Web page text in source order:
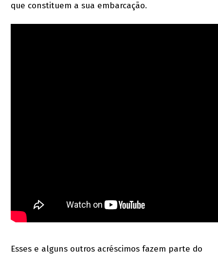
que constituem a sua embarcação.
Esses e alguns outros acréscimos fazem parte do